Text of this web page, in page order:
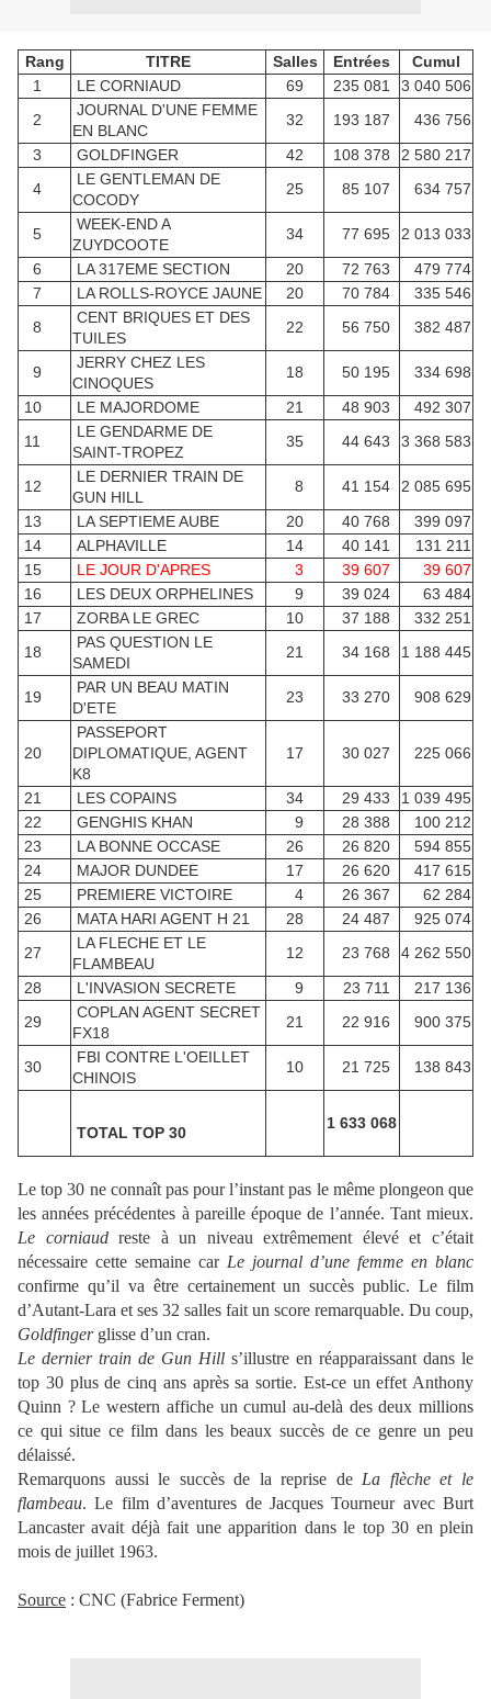
Rang TITRE Salles Entrées
Cumul
1
LE CORNIAUD 69 235 081
3 040 506
2
JOURNAL D'UNE FEMME
EN BLANC
32 193 187
436 756
3
GOLDFINGER 42 108 378
2 580 217
4
LE GENTLEMAN DE
COCODY
25 85 107 634 757
5
WEEK-END A
ZUYDCOOTE
34 77 695
2 013 033
6
LA 317EME SECTION 20 72 763
479 774
7
LA ROLLS-ROYCE JAUNE 20 70 784
335 546
8
CENT BRIQUES ET DES
TUILES
22 56 750 382 487
9
JERRY CHEZ LES
CINOQUES
18 50 195
334 698
10
LE MAJORDOME 21 48 903
492 307
11
LE GENDARME DE
SAINT-TROPEZ
35 44 643 3 368 583
12
LE DERNIER TRAIN DE
GUN HILL
8 41 154
2 085 695
13
LA SEPTIEME AUBE 20 40 768
399 097
14
ALPHAVILLE 14 40 141
131 211
15
LE JOUR D'APRES 3 39 607
39 607
16
LES DEUX ORPHELINES 9 39 024
63 484
17
ZORBA LE GREC 10 37 188
332 251
18
PAS QUESTION LE
SAMEDI
21 34 168 1 188 445
19
PAR UN BEAU MATIN
D'ETE
23 33 270 908 629
20
PASSEPORT
DIPLOMATIQUE, AGENT
K8
17 30 027 225 066
21 LES COPAINS 34 29 433
1 039 495
22
GENGHIS KHAN 9 28 388
100 212
23
LA BONNE OCCASE 26 26 820
594 855
24
MAJOR DUNDEE 17 26 620
417 615
25
PREMIERE VICTOIRE 4 26 367
62 284
26
MATA HARI AGENT H 21 28 24 487
925 074
27
LA FLECHE ET LE
FLAMBEAU
12 23 768
4 262 550
28
L'INVASION SECRETE 9 23 711
217 136
29
COPLAN AGENT SECRET
FX18
21 22 916 900 375
30
FBI CONTRE L'OEILLET
CHINOIS
10 21 725 138 843
TOTAL TOP 30
1 633 068
Le top 30 ne connaît pas pour l’instant pas le même plongeon que
les années précédentes à pareille époque de l’année. Tant mieux.
Le corniaudreste à un niveau extrêmement élevé et c’était
nécessaire cette semaine car Le journal d’une femme en blanc
confirme qu’il va être certainement un succès public. Le film
d’Autant-Lara et ses 32 salles fait un score remarquable. Du coup,
Goldfingerglisse d’un cran.
Le dernier train de Gun Hill s’illustre en réapparaissant dans le
top 30 plus de cinq ans après sa sortie. Est-ce un effet Anthony
Quinn ? Le western affiche un cumul au-delà des deux millions
ce qui situe ce film dans les beaux succès de ce genre un peu
délaissé.
Remarquons aussi le succès de la reprise de La flèche et le
flambeau. Le film d’aventures de Jacques Tourneur avec Burt
Lancaster avait déjà fait une apparition dans le top 30 en plein
mois de juillet 1963.
Source : CNC (Fabrice Ferment)